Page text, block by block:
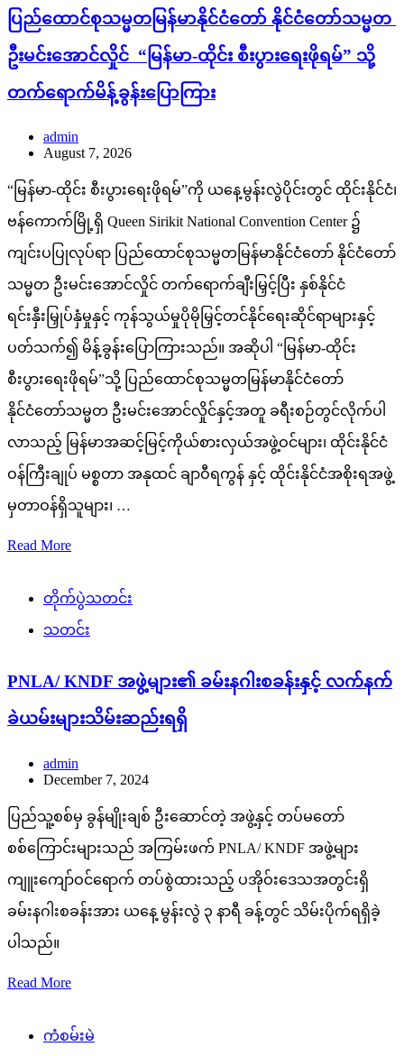
ပြည်ထောင်စုသမ္မတမြန်မာနိုင်ငံတော် နိုင်ငံတော်သမ္မတ
ဦးမင်းအောင်လှိုင် “မြန်မာ-ထိုင်း စီးပွားရေးဖိုရမ်” သို့
တက်ရောက်မိန့်ခွန်းပြောကြား
admin
August 7, 2026
“မြန်မာ-ထိုင်း စီးပွားရေးဖိုရမ်”ကို ယနေ့မွန်းလွဲပိုင်းတွင် ထိုင်းနိုင်ငံ၊
ဗန်ကောက်မြို့ရှိ Queen Sirikit National Convention Center ၌
ကျင်းပပြုလုပ်ရာ ပြည်ထောင်စုသမ္မတမြန်မာနိုင်ငံတော် နိုင်ငံတော်
သမ္မတ ဦးမင်းအောင်လှိုင် တက်ရောက်ချီးမြှင့်ပြီး နှစ်နိုင်ငံ
ရင်းနှီးမြှုပ်နှံမှုနှင့် ကုန်သွယ်မှုပိုမိုမြှင့်တင်နိုင်ရေးဆိုင်ရာများနှင့်
ပတ်သက်၍ မိန့်ခွန်းပြောကြားသည်။ အဆိုပါ “မြန်မာ-ထိုင်း
စီးပွားရေးဖိုရမ်”သို့ ပြည်ထောင်စုသမ္မတမြန်မာနိုင်ငံတော်
နိုင်ငံတော်သမ္မတ ဦးမင်းအောင်လှိုင်နှင့်အတူ ခရီးစဉ်တွင်လိုက်ပါ
လာသည့် မြန်မာအဆင့်မြင့်ကိုယ်စားလှယ်အဖွဲ့ဝင်များ၊ ထိုင်းနိုင်ငံ
ဝန်ကြီးချုပ် မစ္စတာ အနုထင် ချာဝီရကွန် နှင့် ထိုင်းနိုင်ငံအစိုးရအဖွဲ့
မှတာဝန်ရှိသူများ၊ …
Read More
တိုက်ပွဲသတင်း
သတင်း
PNLA/ KNDF အဖွဲ့များ၏ ခမ်းနဂါးစခန်းနှင့် လက်နက်
ခဲယမ်းများသိမ်းဆည်းရရှိ
admin
December 7, 2024
ပြည်သူ့စစ်မှ ခွန်မျိုးချစ် ဦးဆောင်တဲ့ အဖွဲ့နှင့် တပ်မတော်
စစ်ကြောင်းများသည် အကြမ်းဖက် PNLA/ KNDF အဖွဲ့များ
ကျူးကျော်ဝင်ရောက် တပ်စွဲထားသည့် ပအိုဝ်းဒေသအတွင်းရှိ
ခမ်းနဂါးစခန်းအား ယနေ့ မွန်းလွဲ ၃ နာရီ ခန့်တွင် သိမ်းပိုက်ရရှိခဲ့
ပါသည်။
Read More
ကံစမ်းမဲ